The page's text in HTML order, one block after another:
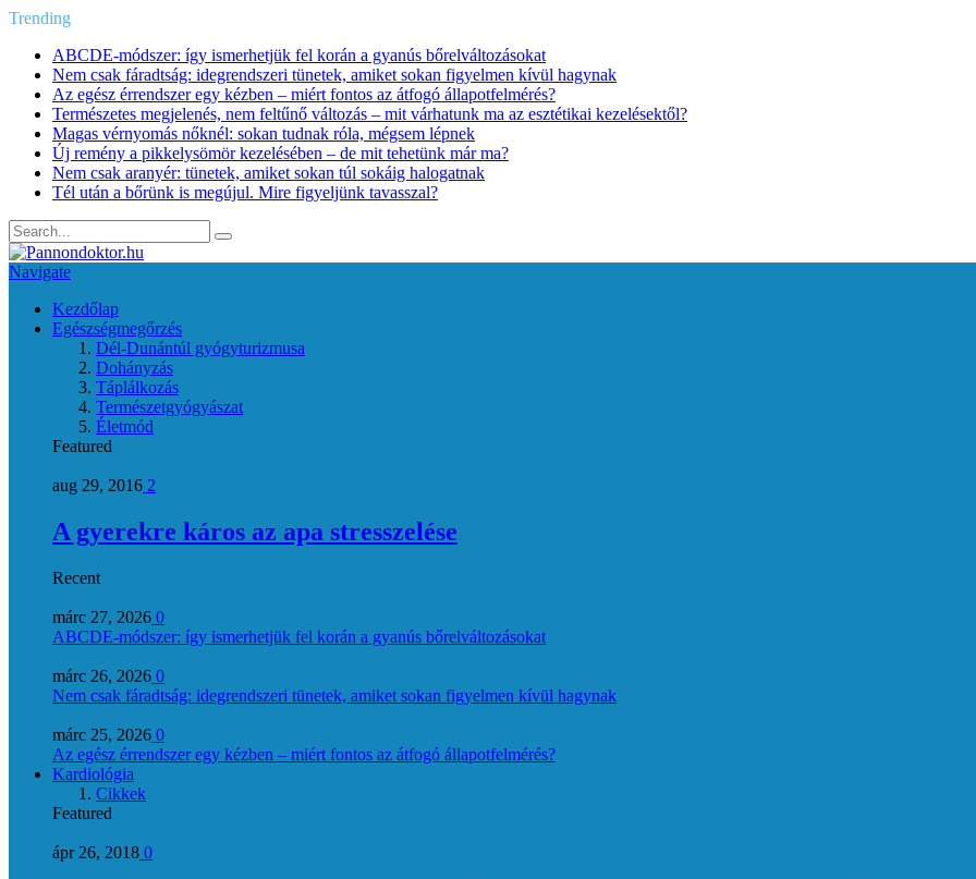
Trending
ABCDE‑módszer: így ismerhetjük fel korán a gyanús bőrelváltozásokat
Nem csak fáradtság: idegrendszeri tünetek, amiket sokan figyelmen kívül hagynak
Az egész érrendszer egy kézben – miért fontos az átfogó állapotfelmérés?
Természetes megjelenés, nem feltűnő változás – mit várhatunk ma az esztétikai kezelésektől?
Magas vérnyomás nőknél: sokan tudnak róla, mégsem lépnek
Új remény a pikkelysömör kezelésében – de mit tehetünk már ma?
Nem csak aranyér: tünetek, amiket sokan túl sokáig halogatnak
Tél után a bőrünk is megújul. Mire figyeljünk tavasszal?
Navigate
Kezdőlap
Egészségmegőrzés
Dél-Dunántúl gyógyturizmusa
Dohányzás
Táplálkozás
Természetgyógyászat
Életmód
Featured
aug 29, 2016 2
A gyerekre káros az apa stresszelése
Recent
márc 27, 2026 0
ABCDE‑módszer: így ismerhetjük fel korán a gyanús bőrelváltozásokat
márc 26, 2026 0
Nem csak fáradtság: idegrendszeri tünetek, amiket sokan figyelmen kívül hagynak
márc 25, 2026 0
Az egész érrendszer egy kézben – miért fontos az átfogó állapotfelmérés?
Kardiológia
Cikkek
Featured
ápr 26, 2018 0